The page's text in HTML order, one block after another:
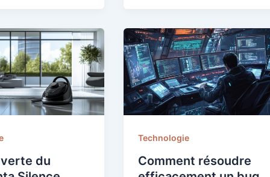
du
Technologie
Comment résoudre